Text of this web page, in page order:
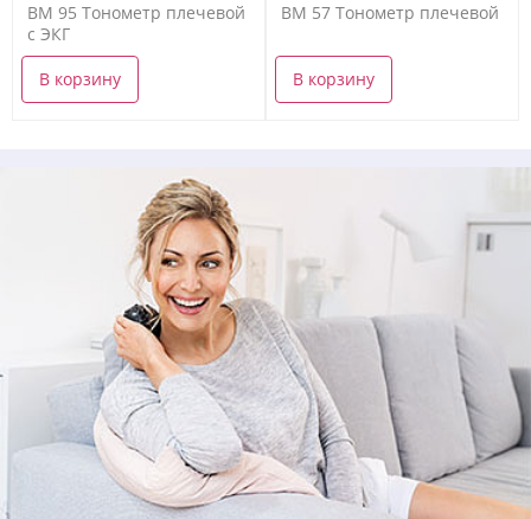
BM 95 Тонометр плечевой
с ЭКГ
В корзину
BM 57 Тонометр плечевой
В корзину